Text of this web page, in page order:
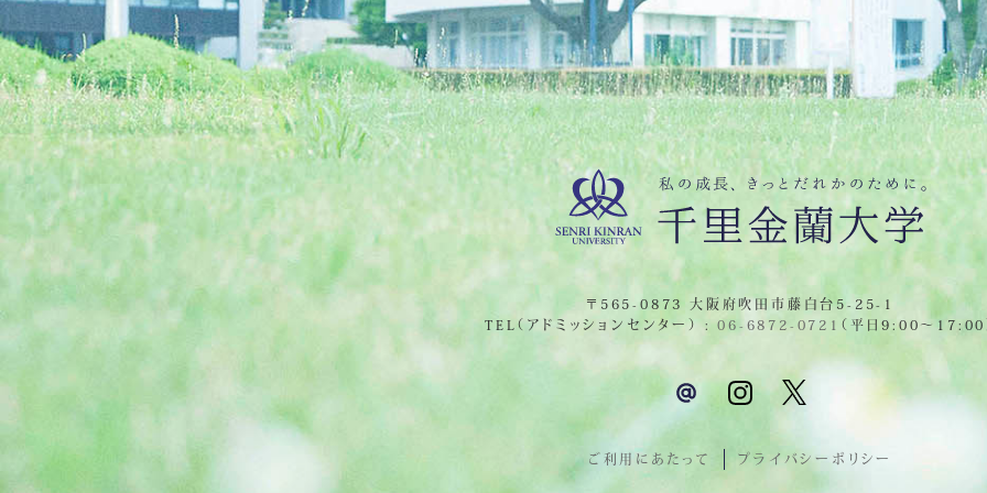
〒565-0873 大阪府吹田市藤白台5-25-1
TEL（アドミッションセンター） :06-6872-0721 （平日9:00～17:00
ご利用にあたって プライバシーポリシー